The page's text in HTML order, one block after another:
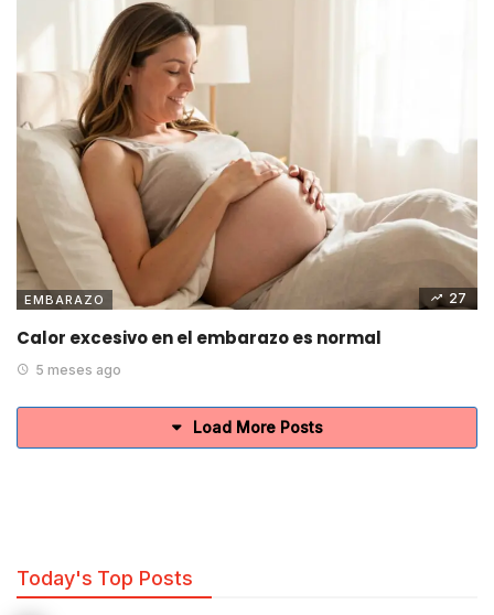
EMBARAZO 27
Calor excesivo en el embarazo es normal
5 meses ago
Load More Posts
Today's Top Posts